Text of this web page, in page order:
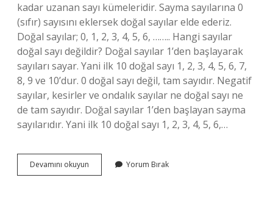
kadar uzanan sayı kümeleridir. Sayma sayılarına 0
(sıfır) sayısını eklersek doğal sayılar elde ederiz.
Doğal sayılar; 0, 1, 2, 3, 4, 5, 6, …….. Hangi sayılar
doğal sayı değildir? Doğal sayılar 1’den başlayarak
sayıları sayar. Yani ilk 10 doğal sayı 1, 2, 3, 4, 5, 6, 7,
8, 9 ve 10’dur. 0 doğal sayı değil, tam sayıdır. Negatif
sayılar, kesirler ve ondalık sayılar ne doğal sayı ne
de tam sayıdır. Doğal sayılar 1’den başlayan sayma
sayılarıdır. Yani ilk 10 doğal sayı 1, 2, 3, 4, 5, 6,…
Devamını okuyun
Sınıf
Yorum Bırak